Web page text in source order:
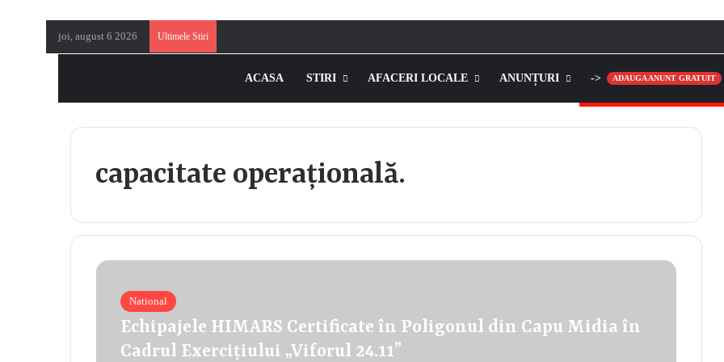
joi, august 6 2026 Ultimele Stiri
ACASA STIRI AFACERI LOCALE ANUNȚURI -> ADAUGA ANUNT GRATUIT
capacitate operațională.
National
Echipajele HIMARS Certificate în Poligonul din Capu Midia în
Cadrul Exercițiului „Viforul 24.11”